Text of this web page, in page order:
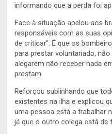
informando que a perda foi
Face à situação apelou aos
responsáveis com as suas
de criticar”. É que os
para prestar voluntariado,
alegarem não receber nada
prestam.
Reforçou sublinhando que
existentes na ilha e explicou
uma pessoa está a trabalhar
já que o outro colega está de